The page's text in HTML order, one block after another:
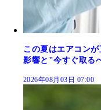
この夏はエアコン
影響と"今すぐ取る
2026年08月03日 07:00